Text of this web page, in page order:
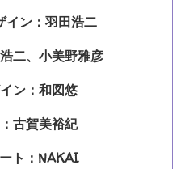
イン：羽田浩二
二、小美野雅彦
ン：和図悠
古賀美裕紀
ト：NAKAI